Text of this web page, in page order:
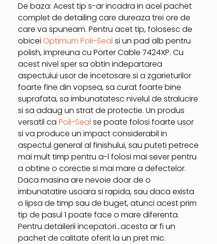
De baza: Acest tip s-ar incadra in acel pachet
complet de detailing care dureaza trei ore de
care va spuneam. Pentru acet tip, folosesc de
obicei Optimum Poli-Seal si un pad alb pentru
polish, impreuna cu Porter Cable 7424XP. Cu
acest nivel sper sa obtin indepartarea
aspectului usor de incetosare si a zgarieturilor
foarte fine din vopsea, sa curat foarte bine
suprafata, sa imbunatatesc nivelul de stralucire
si sa adaug un strat de protectie. Un produs
versatil ca Poli-Seal se poate folosi foarte usor
si va produce un impact considerabil in
aspectul general al finishului, sau puteti petrece
mai mult timp pentru a-l folosi mai sever pentru
a obtine o corectie si mai mare a defectelor.
Daca masina are nevoie doar de o
imbunatatire usoara si rapida, sau daca exista
o lipsa de timp sau de buget, atunci acest prim
tip de pasul 1 poate face o mare diferenta.
Pentru detailerii incepatori…acesta ar fi un
pachet de calitate oferit la un pret mic.